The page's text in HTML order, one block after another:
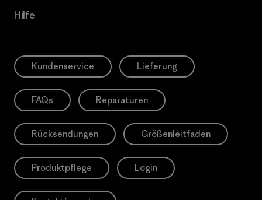
Hilfe
Kundenservice Lieferung
FAQs Reparaturen
Rücksendungen Größenleitfaden
Produktpflege Login